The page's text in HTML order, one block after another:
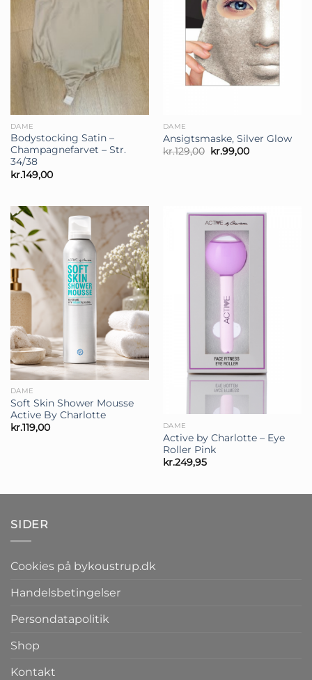
DAME
Bodystocking Satin –
Champagnefarvet – Str.
34/38
kr.149,00
DAME
Ansigtsmaske, Silver Glow
kr.129,00 Den
oprindelige
kr.99,00Den
DAME
Soft Skin Shower Mousse
Active By Charlotte
kr.119,00 DAME
Active by Charlotte – Eye
Roller Pink
kr.249,95
SIDER
Cookies på bykoustrup.dk
Handelsbetingelser
Persondatapolitik
Shop
Kontakt